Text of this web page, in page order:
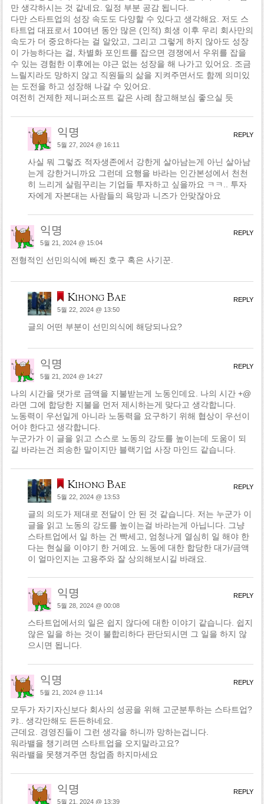
만 생각하시는 것 같네요. 일정 부분 공감 됩니다.
다만 스타트업의 성장 속도도 다양할 수 있다고 생각해요. 저도 스
타트업 대표로서 10여년 동안 많은 (인적) 희생 이후 우리 회사만의
속도가 더 중요하다는 걸 알았고, 그리고 그렇게 하지 않아도 성장
이 가능하다는 걸, 차별화 포인트를 잡으면 경쟁에서 우위를 잡을
수 있는 경험한 이후에는 야근 없는 성장을 해 나가고 있어요. 조금
느릴지라도 망하지 않고 직원들의 삶을 지켜주면서도 함께 의미있
는 도전을 하고 성장해 나갈 수 있어요.
여전히 건제한 제니퍼소프트 같은 사례 참고해보심 좋으실 듯
익명
5월 27, 2024 @ 16:11
사실 뭐 그렇죠 적자생존에서 강한게 살아남는게 아닌 살아남
는게 강한거니까요 그런데 요행을 바라는 인간본성에서 천천
히 느리게 살림꾸리는 기업들 투자하고 싶을까요 ㅋㅋ.. 투자
자에게 자본대는 사람들의 욕망과 니즈가 안맞잖아요
REPLY
익명
5월 21, 2024 @ 15:04
전형적인 선민의식에 빠진 호구 혹은 사기꾼.
REPLY
Kihong Bae
5월 22, 2024 @ 13:50
글의 어떤 부분이 선민의식에 해당되나요?
REPLY
익명
5월 21, 2024 @ 14:27
나의 시간을 댓가로 금액을 지불받는게 노동인데요. 나의 시간 +@
라면 그에 합당한 지불을 먼저 제시하는게 맞다고 생각합니다.
노동력이 우선일게 아니라 노동력을 요구하기 위해 협상이 우선이
어야 한다고 생각합니다.
누군가가 이 글을 읽고 스스로 노동의 강도를 높이는데 도움이 되
길 바라는건 죄송한 말이지만 블랙기업 사장 마인드 같습니다.
REPLY
Kihong Bae
5월 22, 2024 @ 13:53
글의 의도가 제대로 전달이 안 된 것 같습니다. 저는 누군가 이
글을 읽고 노동의 강도를 높이는걸 바라는게 아닙니다. 그냥
스타트업에서 일 하는 건 빡세고, 엄청나게 열심히 일 해야 한
다는 현실을 이야기 한 거예요. 노동에 대한 합당한 대가/금액
이 얼마인지는 고용주와 잘 상의해보시길 바래요.
REPLY
익명
5월 28, 2024 @ 00:08
스타트업에서의 일은 쉽지 않다에 대한 이야기 같습니다. 쉽지
않은 일을 하는 것이 불합리하다 판단되시면 그 일을 하지 않
으시면 됩니다.
REPLY
익명
5월 21, 2024 @ 11:14
모두가 자기자신보다 회사의 성공을 위해 고군분투하는 스타트업?
캬.. 생각만해도 든든하네요.
근데요. 경영진들이 그런 생각을 하니까 망하는겁니다.
워라밸을 챙기려면 스타트업을 오지말라고요?
워라밸을 못챙겨주면 창업좀 하지마세요
REPLY
익명
5월 21, 2024 @ 13:39
REPLY